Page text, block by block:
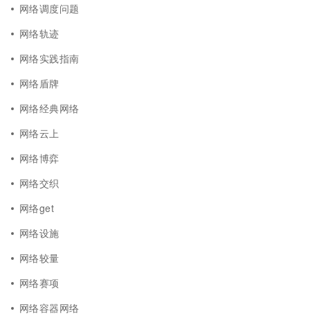
网络调度问题
网络轨迹
网络实践指南
网络盾牌
网络经典网络
网络云上
网络博弈
网络交织
网络get
网络设施
网络较量
网络赛项
网络容器网络